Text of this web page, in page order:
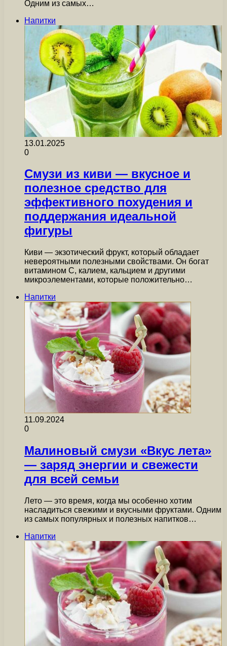
Одним из самых…
Напитки
13.01.2025
0
Смузи из киви — вкусное и
полезное средство для
эффективного похудения и
поддержания идеальной
фигуры
Киви — экзотический фрукт, который обладает
невероятными полезными свойствами. Он богат
витамином С, калием, кальцием и другими
микроэлементами, которые положительно…
Напитки
11.09.2024
0
Малиновый смузи «Вкус лета»
— заряд энергии и свежести
для всей семьи
Лето — это время, когда мы особенно хотим
насладиться свежими и вкусными фруктами. Одним
из самых популярных и полезных напитков…
Напитки